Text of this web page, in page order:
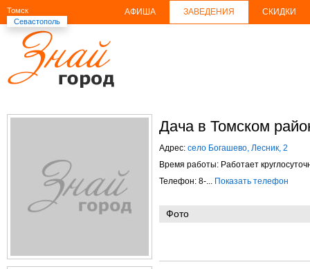
Томск
Севастополь
АФИША ЗАВЕДЕНИЯ СКИДКИ
Дача в Томском
Адрес: село Богашево, Лесник, 2
Время работы: Работает
Телефон: 8-... Показать телефон
Фото